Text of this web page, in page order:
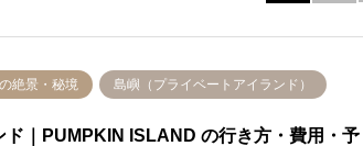
絶景・秘境 島嶼（プライベートアイランド）
ド｜PUMPKIN ISLAND の行き方・費用・予